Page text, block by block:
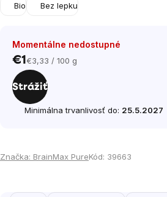
Bio Bez lepku
Momentálne nedostupné
€1Jednotková
cena:
€3,33 / 100 g
Strážiť
Minimálna trvanlivosť do: 25.5.2027
Značka: BrainMax PureKód: 39663